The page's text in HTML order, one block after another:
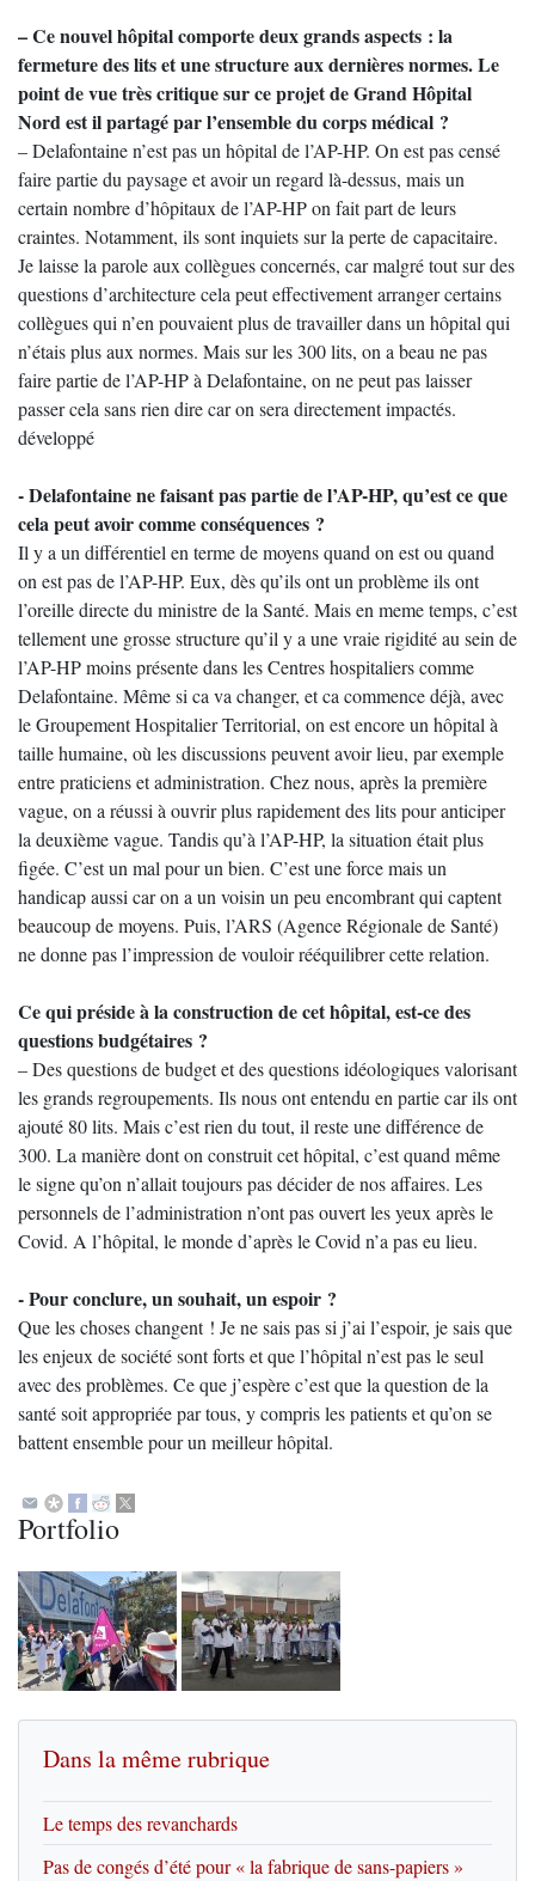
– Ce nouvel hôpital comporte deux grands aspects : la
fermeture des lits et une structure aux dernières normes. Le
point de vue très critique sur ce projet de Grand Hôpital
Nord est il partagé par l’ensemble du corps médical ?
– Delafontaine n’est pas un hôpital de l’AP-HP. On est pas censé
faire partie du paysage et avoir un regard là-dessus, mais un
certain nombre d’hôpitaux de l’AP-HP on fait part de leurs
craintes. Notamment, ils sont inquiets sur la perte de capacitaire.
Je laisse la parole aux collègues concernés, car malgré tout sur des
questions d’architecture cela peut effectivement arranger certains
collègues qui n’en pouvaient plus de travailler dans un hôpital qui
n’étais plus aux normes. Mais sur les 300 lits, on a beau ne pas
faire partie de l’AP-HP à Delafontaine, on ne peut pas laisser
passer cela sans rien dire car on sera directement impactés.
développé
- Delafontaine ne faisant pas partie de l’AP-HP, qu’est ce que
cela peut avoir comme conséquences ?
Il y a un différentiel en terme de moyens quand on est ou quand
on est pas de l’AP-HP. Eux, dès qu’ils ont un problème ils ont
l’oreille directe du ministre de la Santé. Mais en meme temps, c’est
tellement une grosse structure qu’il y a une vraie rigidité au sein de
l’AP-HP moins présente dans les Centres hospitaliers comme
Delafontaine. Même si ca va changer, et ca commence déjà, avec
le Groupement Hospitalier Territorial, on est encore un hôpital à
taille humaine, où les discussions peuvent avoir lieu, par exemple
entre praticiens et administration. Chez nous, après la première
vague, on a réussi à ouvrir plus rapidement des lits pour anticiper
la deuxième vague. Tandis qu’à l’AP-HP, la situation était plus
figée. C’est un mal pour un bien. C’est une force mais un
handicap aussi car on a un voisin un peu encombrant qui captent
beaucoup de moyens. Puis, l’ARS (Agence Régionale de Santé)
ne donne pas l’impression de vouloir rééquilibrer cette relation.
Ce qui préside à la construction de cet hôpital, est-ce des
questions budgétaires ?
– Des questions de budget et des questions idéologiques valorisant
les grands regroupements. Ils nous ont entendu en partie car ils ont
ajouté 80 lits. Mais c’est rien du tout, il reste une différence de
300. La manière dont on construit cet hôpital, c’est quand même
le signe qu’on n’allait toujours pas décider de nos affaires. Les
personnels de l’administration n’ont pas ouvert les yeux après le
Covid. A l’hôpital, le monde d’après le Covid n’a pas eu lieu.
- Pour conclure, un souhait, un espoir ?
Que les choses changent ! Je ne sais pas si j’ai l’espoir, je sais que
les enjeux de société sont forts et que l’hôpital n’est pas le seul
avec des problèmes. Ce que j’espère c’est que la question de la
santé soit appropriée par tous, y compris les patients et qu’on se
battent ensemble pour un meilleur hôpital.
Portfolio
Dans la même rubrique
Le temps des revanchards
Pas de congés d’été pour « la fabrique de sans-papiers »